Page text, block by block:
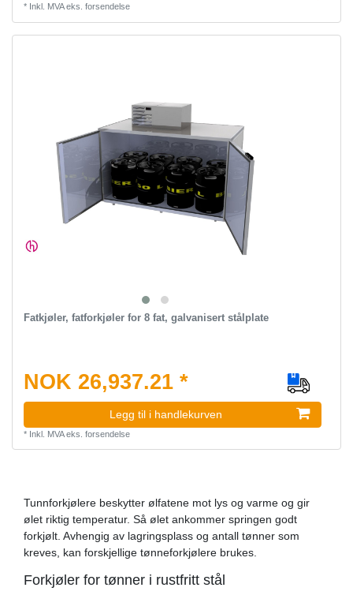
* Inkl. MVAeks. forsendelse
Fatkjøler, fatforkjøler for 8 fat, galvanisert stålplate
NOK 26,937.21 *
Legg til i handlekurven
* Inkl. MVAeks. forsendelse
Tunnforkjølere beskytter ølfatene mot lys og varme og gir
ølet riktig temperatur. Så ølet ankommer springen godt
forkjølt. Avhengig av lagringsplass og antall tønner som
kreves, kan forskjellige tønneforkjølere brukes.
Forkjøler for tønner i rustfritt stål